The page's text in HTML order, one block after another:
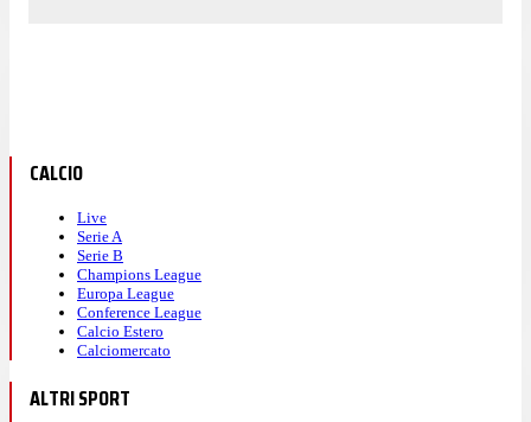
CALCIO
Live
Serie A
Serie B
Champions League
Europa League
Conference League
Calcio Estero
Calciomercato
ALTRI SPORT